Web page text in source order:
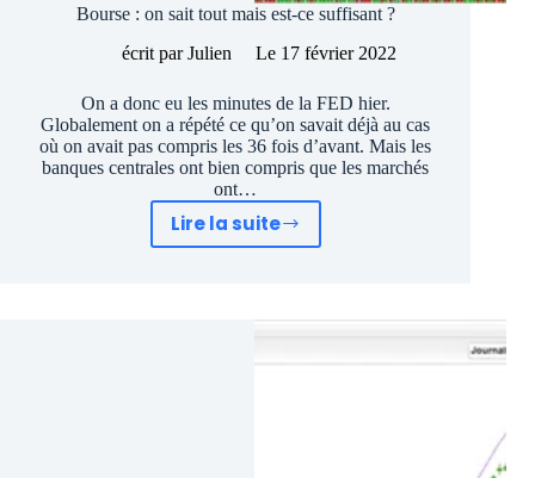
Bourse : on sait tout mais est-ce suffisant ?
écrit par Julien Le 17 février 2022
On a donc eu les minutes de la FED hier.
Globalement on a répété ce qu’on savait déjà au cas
où on avait pas compris les 36 fois d’avant. Mais les
banques centrales ont bien compris que les marchés
ont…
Lire la suite
Bourse
sait